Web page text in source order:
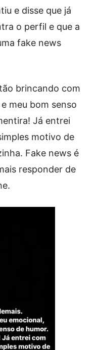
e disse que já
o perfil e que a
fake news
brincando com
meu bom senso
Já entrei
motivo de
Fake news é
responder de